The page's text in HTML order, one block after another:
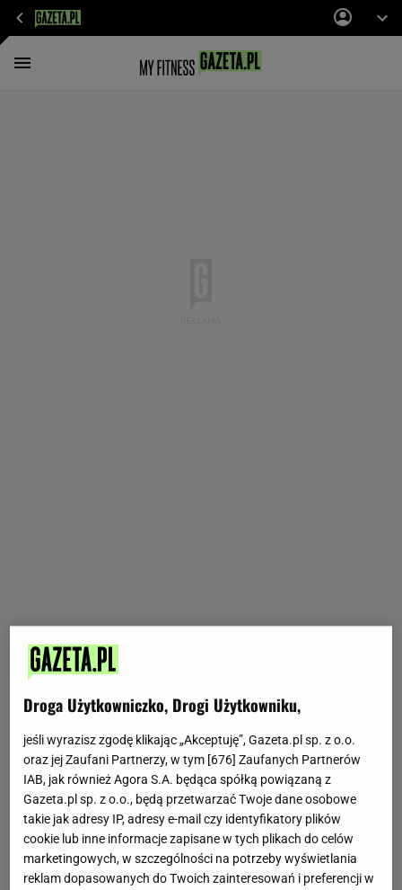
Droga Użytkowniczko, Drogi Użytkowniku,
jeśli wyrazisz zgodę klikając „Akceptuję”, Gazeta.pl sp. z o.o.
oraz jej Zaufani Partnerzy, w tym [ 676 ] Zaufanych Partnerów
IAB, jak również Agora S.A. będąca spółką powiązaną z
Gazeta.pl sp. z o.o., będą przetwarzać Twoje dane osobowe
takie jak adresy IP, adresy e-mail czy identyfikatory plików
cookie lub inne informacje zapisane w tych plikach do celów
marketingowych, w szczególności na potrzeby wyświetlania
reklam dopasowanych do Twoich zainteresowań i preferencji w